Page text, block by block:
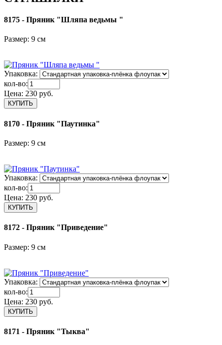
8175 - Пряник "Шляпа ведьмы "
Размер: 9 см
Упаковка:
кол-во:
Цена: 230 руб.
8170 - Пряник "Паутинка"
Размер: 9 см
Упаковка:
кол-во:
Цена: 230 руб.
8172 - Пряник "Приведение"
Размер: 9 см
Упаковка:
кол-во:
Цена: 230 руб.
8171 - Пряник "Тыква"